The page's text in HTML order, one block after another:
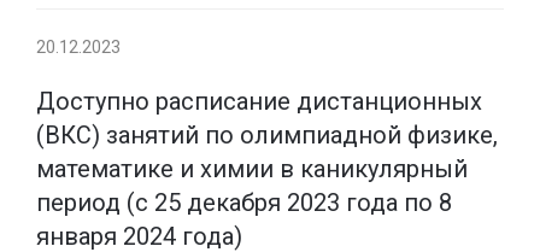
20.12.2023
Доступно расписание дистанционных
(ВКС) занятий по олимпиадной физике,
математике и химии в каникулярный
период (с 25 декабря 2023 года по 8
января 2024 года)